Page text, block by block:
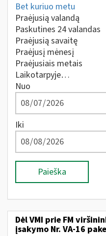
Bet kuriuo metu
Praėjusią valandą
Paskutines 24 valandas
Praėjusią savaitę
Praėjusį mėnesį
Praėjusiais metais
Laikotarpyje…
Nuo
Iki
Paieška
Dėl VMI prie FM
įsakymo Nr. VA-16